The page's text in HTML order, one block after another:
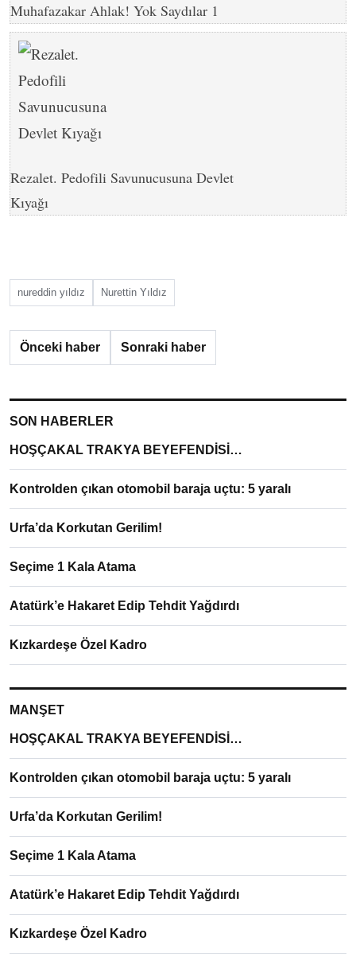
Muhafazakar Ahlak! Yok Saydılar 1
Rezalet. Pedofili Savunucusuna Devlet
Kıyağı
nureddin yıldız Nurettin Yıldız
Önceki haber Sonraki haber
SON HABERLER
HOŞÇAKAL TRAKYA BEYEFENDİSİ…
Kontrolden çıkan otomobil baraja uçtu: 5 yaralı
Urfa’da Korkutan Gerilim!
Seçime 1 Kala Atama
Atatürk’e Hakaret Edip Tehdit Yağdırdı
Kızkardeşe Özel Kadro
MANŞET
HOŞÇAKAL TRAKYA BEYEFENDİSİ…
Kontrolden çıkan otomobil baraja uçtu: 5 yaralı
Urfa’da Korkutan Gerilim!
Seçime 1 Kala Atama
Atatürk’e Hakaret Edip Tehdit Yağdırdı
Kızkardeşe Özel Kadro